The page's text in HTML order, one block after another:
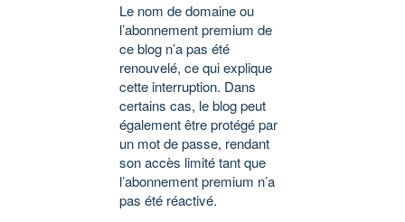
Le nom de domaine ou
l’abonnement premium de
ce blog n’a pas été
renouvelé, ce qui explique
cette interruption. Dans
certains cas, le blog peut
également être protégé par
un mot de passe, rendant
son accès limité tant que
l’abonnement premium n’a
pas été réactivé.